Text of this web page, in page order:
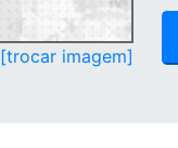
[trocar imagem]